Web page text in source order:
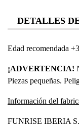
DETALLES
Edad recomendada
¡ADVERTENCIA!
Piezas pequeñas.
Información del
FUNRISE IBERIA